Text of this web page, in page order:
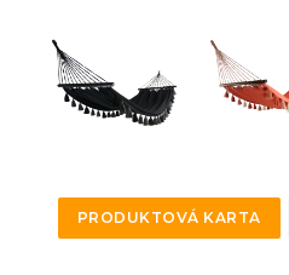
PRODUKTOVÁ KARTA